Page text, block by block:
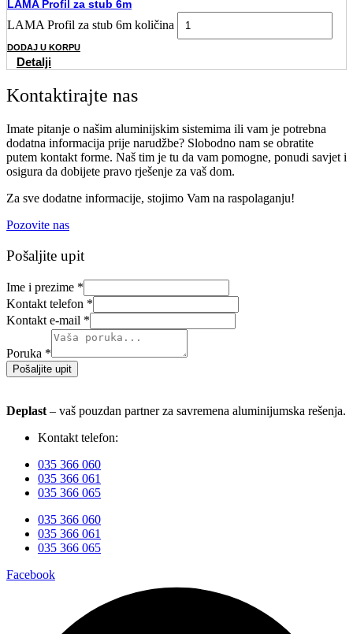
LAMA Profil za stub 6m
LAMA Profil za stub 6m količina
DODAJ U KORPU
Detalji
Kontaktirajte nas
Imate pitanje o našim aluminijskim sistemima ili vam je potrebna
dodatna informacija prije narudžbe? Slobodno nam se obratite
putem kontakt forme. Naš tim je tu da vam pomogne, ponudi savjet i
osigura da dobijete pravo rješenje za vaš dom.
Za sve dodatne informacije, stojimo Vam na raspolaganju!
Pozovite nas
Pošaljite upit
Ime i prezime *
Kontakt telefon *
Kontakt e-mail *
Poruka *
Pošaljite upit
Deplast – vaš pouzdan partner za savremena aluminijumska rešenja.
Kontakt telefon:
035 366 060
035 366 061
035 366 065
035 366 060
035 366 061
035 366 065
Facebook